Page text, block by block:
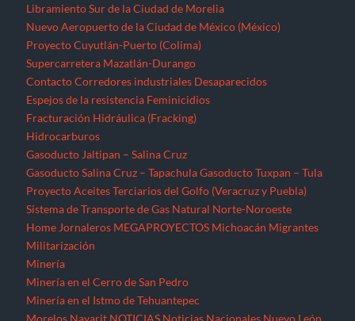
Libramiento Sur de la Ciudad de Morelia
Nuevo Aeropuerto de la Ciudad de México (México)
Proyecto Cuyutlán-Puerto (Colima)
Supercarretera Mazatlán-Durango
Contacto Corredores industriales Desaparecidos
Espejos de la resistencia Feminicidios
Fracturación Hidráulica (Fracking)
Hidrocarburos
Gasoducto Jaltipan – Salina Cruz
Gasoducto Salina Cruz – Tapachula Gasoducto Tuxpan – Tula
Proyecto Aceites Terciarios del Golfo (Veracruz y Puebla)
Sistema de Transporte de Gas Natural Norte-Noroeste
Home Jornaleros MEGAPROYECTOS Michoacán Migrantes
Militarización
Minería
Minería en el Cerro de San Pedro
Minería en el Istmo de Tehuantepec
Morelos Nayarit NOTICIAS Noticias Nacionales Nuevo León